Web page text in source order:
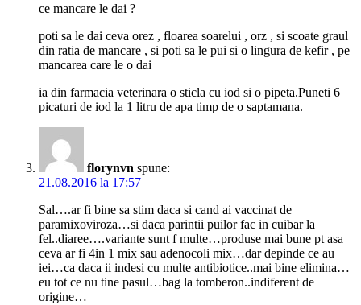
ce mancare le dai ?
poti sa le dai ceva orez , floarea soarelui , orz , si scoate graul
din ratia de mancare , si poti sa le pui si o lingura de kefir , pe
mancarea care le o dai
ia din farmacia veterinara o sticla cu iod si o pipeta.Puneti 6
picaturi de iod la 1 litru de apa timp de o saptamana.
florynvn spune:
21.08.2016 la 17:57
Sal….ar fi bine sa stim daca si cand ai vaccinat de
paramixoviroza…si daca parintii puilor fac in cuibar la
fel..diaree….variante sunt f multe…produse mai bune pt asa
ceva ar fi 4in 1 mix sau adenocoli mix…dar depinde ce au
iei…ca daca ii indesi cu multe antibiotice..mai bine elimina…
eu tot ce nu tine pasul…bag la tomberon..indiferent de
origine…